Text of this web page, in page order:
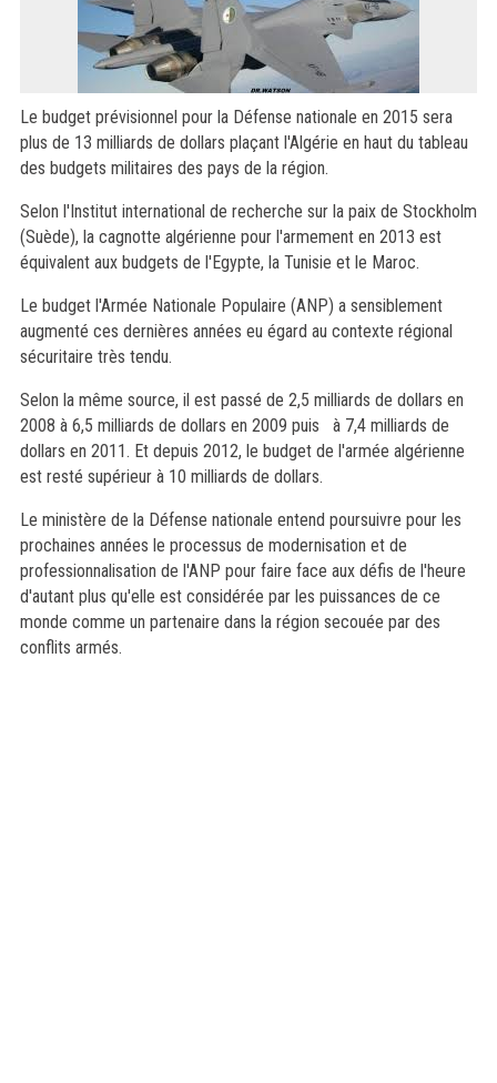
Le budget prévisionnel pour la Défense nationale en 2015 sera
plus de 13 milliards de dollars plaçant l'Algérie en haut du tableau
des budgets militaires des pays de la région.
Selon l'Institut international de recherche sur la paix de Stockholm
(Suède), la cagnotte algérienne pour l'armement en 2013 est
équivalent aux budgets de l'Egypte, la Tunisie et le Maroc.
Le budget l'Armée Nationale Populaire (ANP) a sensiblement
augmenté ces dernières années eu égard au contexte régional
sécuritaire très tendu.
Selon la même source, il est passé de 2,5 milliards de dollars en
2008 à 6,5 milliards de dollars en 2009 puis à 7,4 milliards de
dollars en 2011. Et depuis 2012, le budget de l'armée algérienne
est resté supérieur à 10 milliards de dollars.
Le ministère de la Défense nationale entend poursuivre pour les
prochaines années le processus de modernisation et de
professionnalisation de l'ANP pour faire face aux défis de l'heure
d'autant plus qu'elle est considérée par les puissances de ce
monde comme un partenaire dans la région secouée par des
conflits armés.